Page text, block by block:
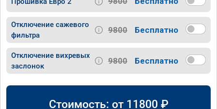
Отключение сажевого
фильтра
9800 Бесплатно
Отключение вихревых
заслонок
9800 Бесплатно
Стоимость: от 11800 ₽